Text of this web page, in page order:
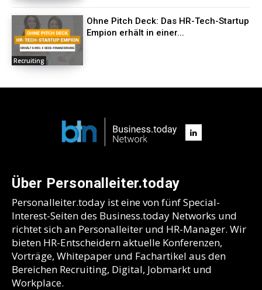
Recruiting
Ohne Pitch Deck: Das HR-Tech-Startup
Empion erhält in einer...
Über Personalleiter.today
Personalleiter.today ist eine von fünf Special-
Interest-Seiten des Business.today Networks und
richtet sich an Personalleiter und HR-Manager. Wir
bieten HR-Entscheidern aktuelle Konferenzen,
Vorträge, Whitepaper und Fachartikel aus den
Bereichen Recruiting, Digital, Jobmarkt und
Workplace.